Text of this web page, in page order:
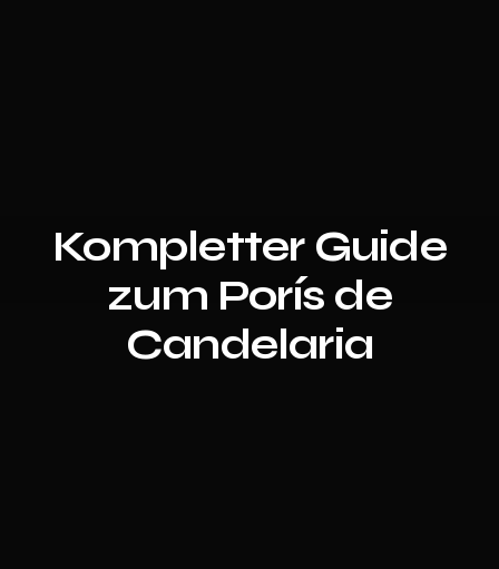
Kompletter Guide
zum Porís de
Candelaria